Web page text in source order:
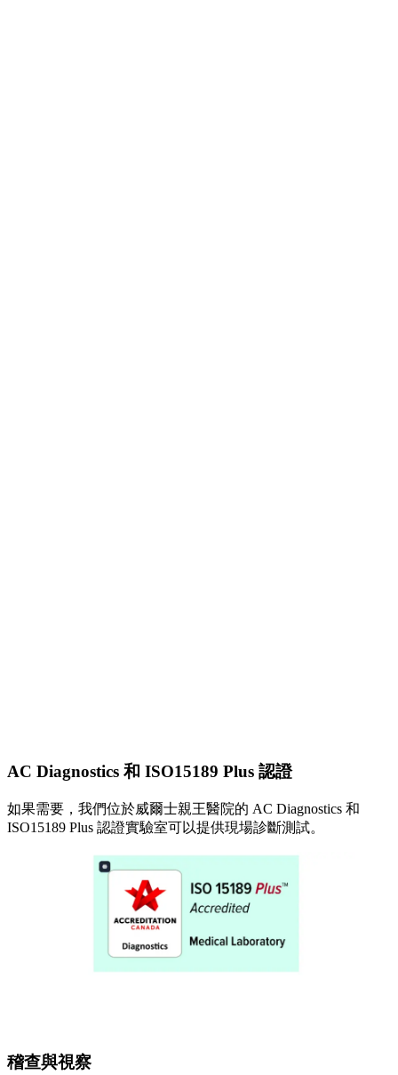
AC Diagnostics 和 ISO15189 Plus 認證
如果需要，我們位於威爾士親王醫院的 AC Diagnostics 和
ISO15189 Plus 認證實驗室可以提供現場診斷測試。
稽查與視察